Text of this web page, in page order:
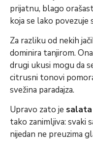
prijatnu, blago
koja se lako povezuje
Za razliku od nekih
dominira tanjirom.
drugi ukusi mogu da
citrusni tonovi
svežina paradajza.
Upravo zato je salata
tako zanimljiva: svaki
nijedan ne preuzima